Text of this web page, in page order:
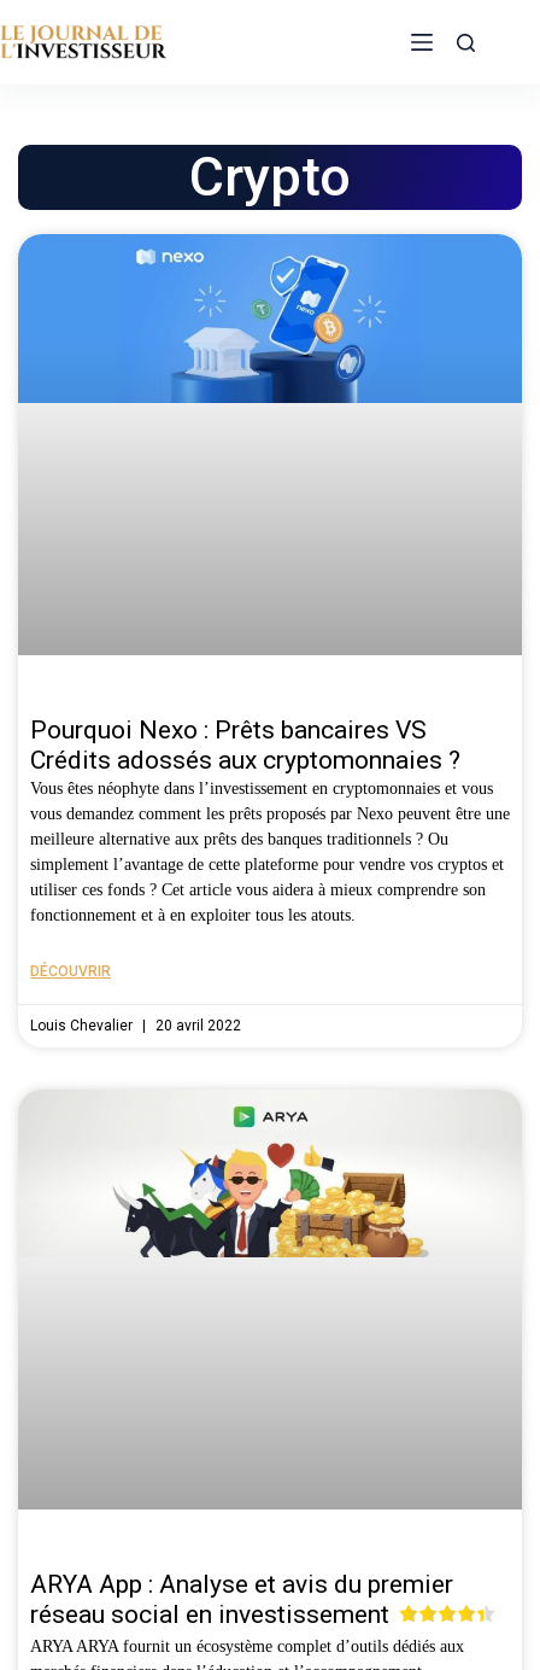
Crypto
Pourquoi Nexo : Prêts bancaires VS
Crédits adossés aux cryptomonnaies ?
Vous êtes néophyte dans l’investissement en cryptomonnaies et vous
vous demandez comment les prêts proposés par Nexo peuvent être une
meilleure alternative aux prêts des banques traditionnels ? Ou
simplement l’avantage de cette plateforme pour vendre vos cryptos et
utiliser ces fonds ? Cet article vous aidera à mieux comprendre son
fonctionnement et à en exploiter tous les atouts.
DÉCOUVRIR
Louis Chevalier 20 avril 2022
ARYA App : Analyse et avis du premier
réseau social en investissement
ARYA ARYA fournit un écosystème complet d’outils dédiés aux